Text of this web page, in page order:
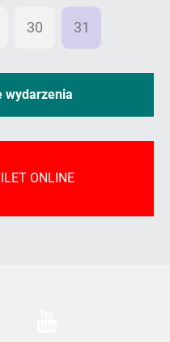
30 31
wydarzenia
ONLINE